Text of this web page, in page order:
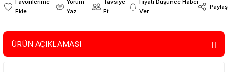
Yorum
Yaz
Tavsiye
Et
Fiyatı Düşünce Haber
Ver
Paylaş
ÜRÜN AÇIKLAMASI